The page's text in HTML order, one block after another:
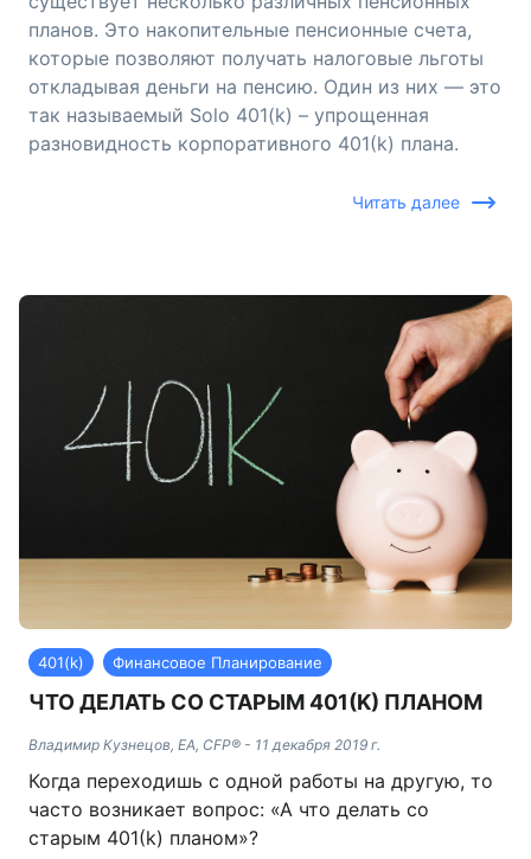
планов. Это накопительные пенсионные счета,
которые позволяют получать налоговые льготы
откладывая деньги на пенсию. Один из них — это
так называемый Solo 401(k) – упрощенная
разновидность корпоративного 401(k) плана.
Читать далее
401(k) Финансовое Планирование
ЧТО ДЕЛАТЬ СО СТАРЫМ 401(K) ПЛАНОМ
Владимир Кузнецов, EA, CFP® - 11 декабря 2019 г.
Когда переходишь с одной работы на другую, то
часто возникает вопрос: «А что делать со
старым 401(k) планом»?